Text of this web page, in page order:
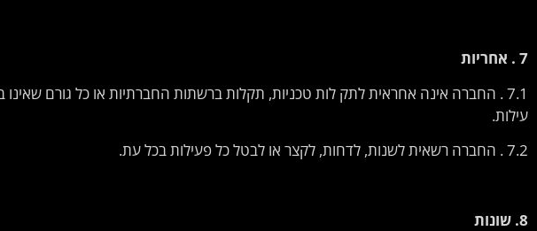
7 .
אחריות
7.1 . החברה אינה אחראית לתק לות טכניות, תקלות ברשתות החברתיות או כל גורם
עילות.
7.2 . החברה רשאית לשנות, לדחות, לקצר או לבטל כל פעילות בכל עת.
8. שונות